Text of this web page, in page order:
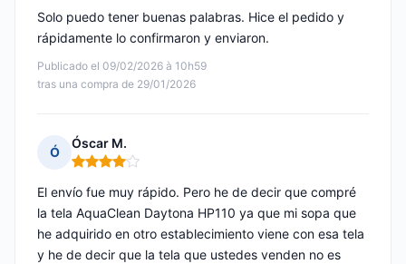
Publicado el 09/02/2026 à 10h59
tras una compra de 29/01/2026
Solo puedo tener buenas palabras. Hice el pedido y
rápidamente lo confirmaron y enviaron.
Ó
Óscar M.
Nota: 4 de 5
El envío fue muy rápido. Pero he de decir que compré
la tela AquaClean Daytona HP110 ya que mi sopa que
he adquirido en otro establecimiento viene con esa tela
y he de decir que la tela que ustedes venden no es